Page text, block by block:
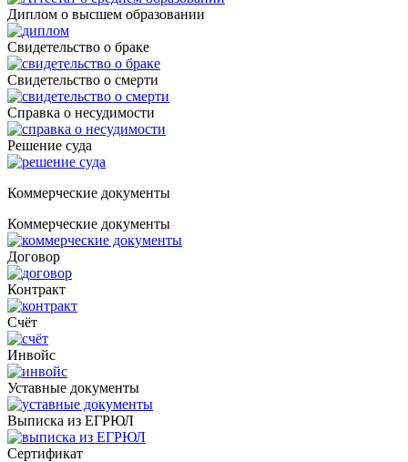
Диплом о высшем образовании
Свидетельство о браке
Свидетельство о смерти
Справка о несудимости
Решение суда
Коммерческие документы
Коммерческие документы
Договор
Контракт
Счёт
Инвойс
Уставные документы
Выписка из ЕГРЮЛ
Cертификат